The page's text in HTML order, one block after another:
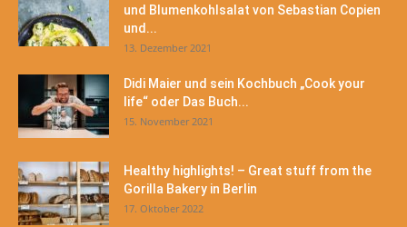
und Blumenkohlsalat von Sebastian Copien
und...
13. Dezember 2021
Didi Maier und sein Kochbuch „Cook your
life“ oder Das Buch...
15. November 2021
Healthy highlights! – Great stuff from the
Gorilla Bakery in Berlin
17. Oktober 2022